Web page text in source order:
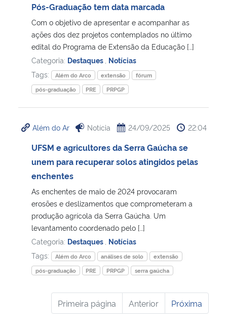
Pós-Graduação tem data marcada
Com o objetivo de apresentar e acompanhar as
ações dos dez projetos contemplados no último
edital do Programa de Extensão da Educação […]
Categoria: Destaques Notícias
Tags:
Além do Arco extensão
fórum
pós-graduação
PRE PRPGP
Além do Ar Notícia 24/09/2025 22:04
UFSM e agricultores da Serra Gaúcha se
unem para recuperar solos atingidos pelas
enchentes
As enchentes de maio de 2024 provocaram
erosões e deslizamentos que comprometeram a
produção agrícola da Serra Gaúcha. Um
levantamento coordenado pelo […]
Categoria: Destaques Notícias
Tags:
Além do Arco análises de solo
extensão
pós-graduação
PRE PRPGP serra gaúcha
Primeira página Anterior Próxima